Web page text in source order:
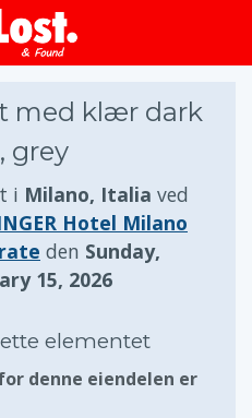
med klær dark
grey
i Milano, Italia ved
Hotel Milano
den Sunday,
15, 2026
elementet
denne eiendelen er